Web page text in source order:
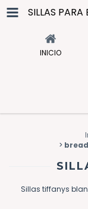
SILLAS PARA
INICIO
>
Sillas tiffanys